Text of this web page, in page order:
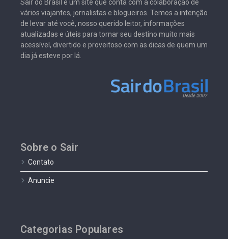
Sair do Brasil é um site que conta com a colaboração de
vários viajantes, jornalistas e blogueiros. Temos a intenção
de levar até você, nosso querido leitor, informações
atualizadas e úteis para tornar seu destino muito mais
acessível, divertido e proveitoso com as dicas de quem um
dia já esteve por lá.
Sobre o Sair
Contato
Anuncie
Categorias Populares